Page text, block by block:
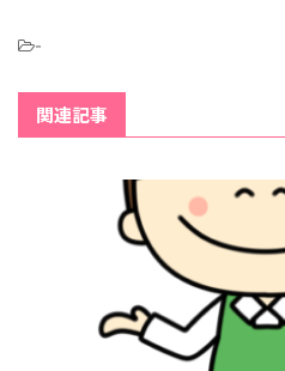
-
関連記事